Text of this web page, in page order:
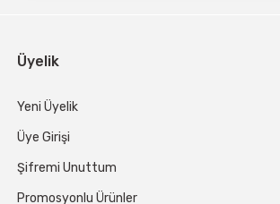
Üyelik
Yeni Üyelik
Üye Girişi
Şifremi Unuttum
Promosyonlu Ürünler